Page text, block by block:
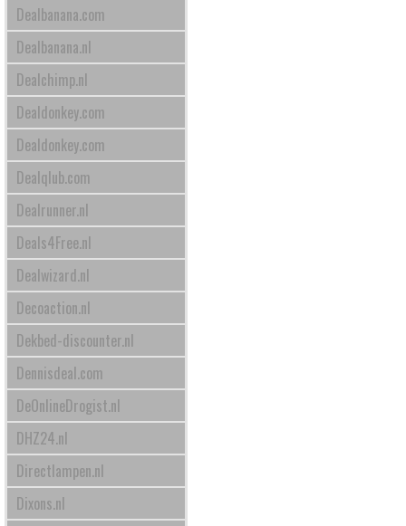
Dealbanana.com
Dealbanana.nl
Dealchimp.nl
Dealdonkey.com
Dealdonkey.com
Dealqlub.com
Dealrunner.nl
Deals4Free.nl
Dealwizard.nl
Decoaction.nl
Dekbed-discounter.nl
Dennisdeal.com
DeOnlineDrogist.nl
DHZ24.nl
Directlampen.nl
Dixons.nl